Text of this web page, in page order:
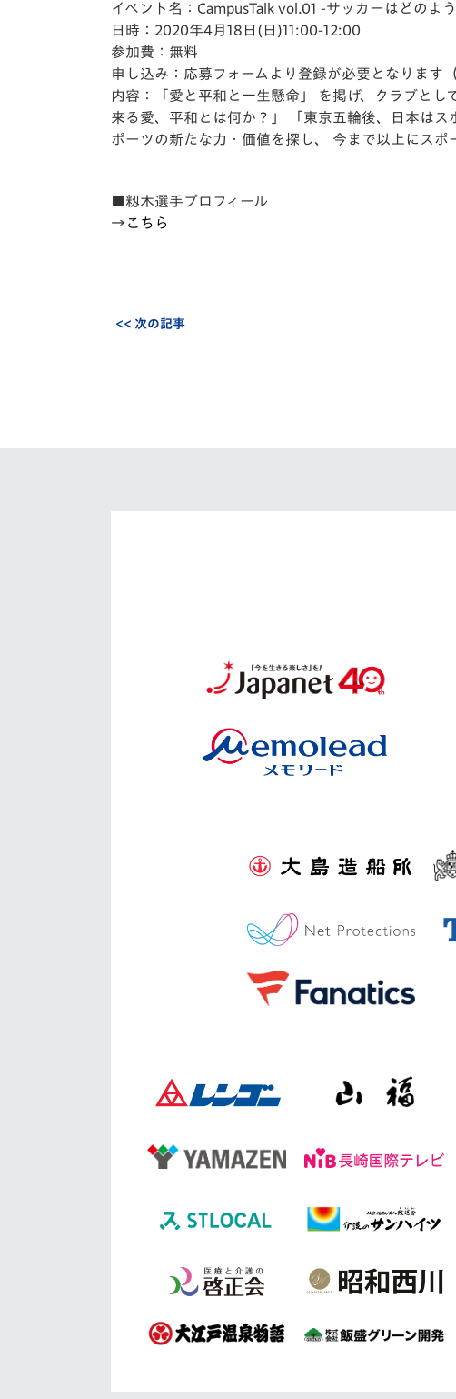
イベント名：CampusTalk vol.01 -サッカーはどのよ
日時：2020年4月18日(日)11:00-12:00
参加費：無料
申し込み：応募フォームより登録が必要となります
内容：「愛と平和と一生懸命」 を掲げ、クラブと
来る愛、平和とは何か？」 「東京五輪後、日本は
ポーツの新たな力・価値を探し、 今まで以上にス
■籾木選手プロフィール
→ こちら
<< 次の記事